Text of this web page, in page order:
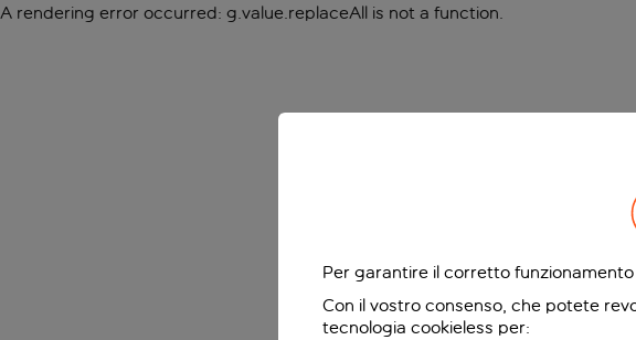
A rendering error occurred: g.value.replaceAll is not a function.
Per garantire il corretto
Con il vostro consenso, che potete
tecnologia cookieless per: